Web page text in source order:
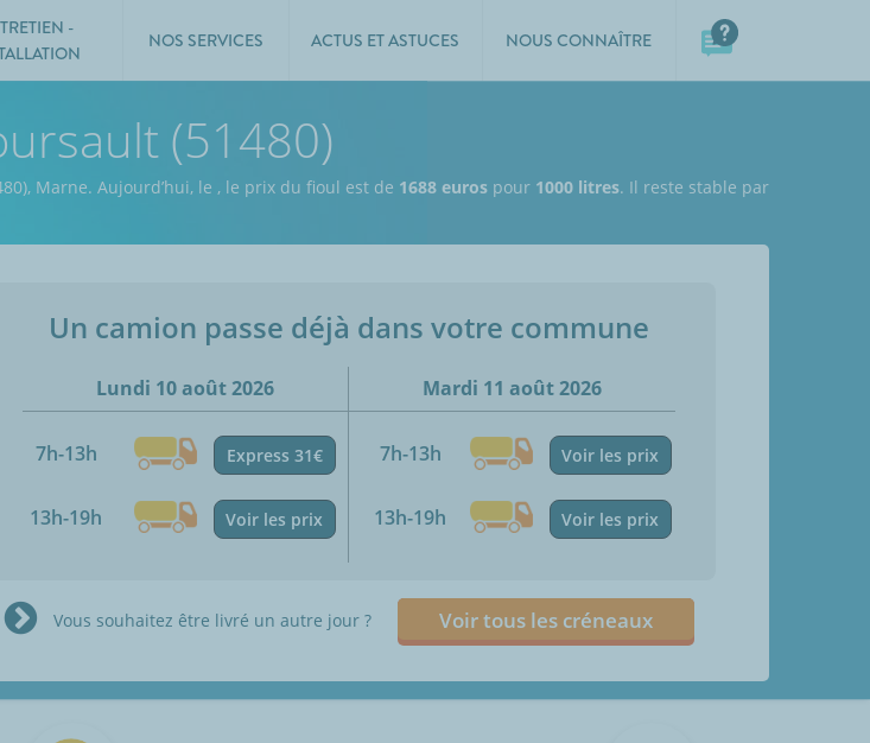
-
NOS SERVICES ACTUS ET ASTUCES NOUS CONNAÎTRE
(51480)
Marne. Aujourd’hui, le , le prix du fioul est de 1688 euros pour 1000 litres. Il reste stable par
Un camion passe déjà dans votre commune
Lundi 10 août 2026
7h-13h Express 31€
13h-19h Voir les prix
Mardi 11 août 2026
7h-13h Voir les prix
13h-19h Voir les prix
Vous souhaitez être livré un autre jour ? Voir tous les créneaux